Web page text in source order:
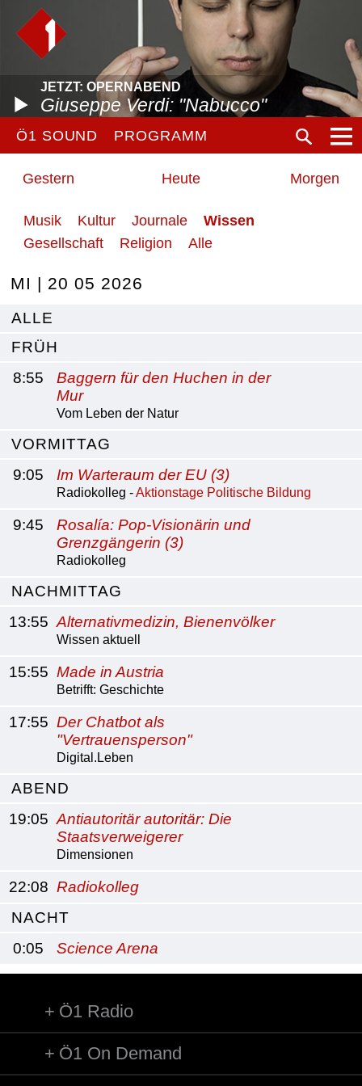
JETZT: OPERNABEND
Giuseppe Verdi: "Nabucco"
Ö1 SOUND PROGRAMM
Gestern Heute Morgen
Musik Kultur Journale
Wissen
Gesellschaft
Religion Alle
MI | 20 05 2026
ALLE
FRÜH
8:55
Baggern für den Huchen in der
Mur
Vom Leben der Natur
VORMITTAG
9:05
Im Warteraum der EU (3)
Radiokolleg -Aktionstage Politische Bildung
9:45
Rosalía: Pop-Visionärin und
Grenzgängerin (3)
Radiokolleg
NACHMITTAG
13:55 Alternativmedizin, Bienenvölker
Wissen aktuell
15:55 Made in Austria
Betrifft: Geschichte
17:55 Der Chatbot als
"Vertrauensperson"
Digital.Leben
ABEND
19:05 Antiautoritär autoritär: Die
Staatsverweigerer
Dimensionen
22:08 Radiokolleg
NACHT
0:05
Science Arena
Ö1 Radio
Ö1 On Demand